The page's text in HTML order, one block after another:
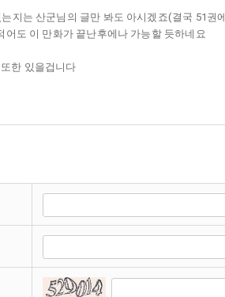
지는 산군님의 글만 봐도 아시겠죠(결국 51
어도 이 만화가 끝난후에나 가능할 듯하네요
한 있을겁니다